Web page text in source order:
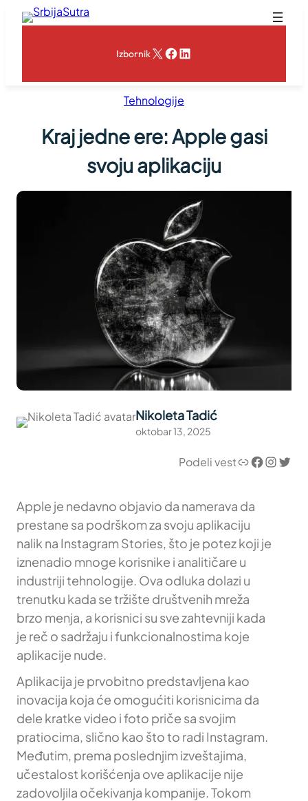
Skoči
IzbornikX Facebook
LinkedIn
Tehnologije
Kraj jedne ere: Apple gasi
svoju aplikaciju
Nikoleta Tadić
oktobar 13, 2025
Podeli vestLink Facebook InstagramTwitter
Apple je nedavno objavio da namerava da
prestane sa podrškom za svoju aplikaciju
nalik na Instagram Stories, što je potez koji je
iznenadio mnoge korisnike i analitičare u
industriji tehnologije. Ova odluka dolazi u
trenutku kada se tržište društvenih mreža
brzo menja, a korisnici su sve zahtevniji kada
je reč o sadržaju i funkcionalnostima koje
aplikacije nude.
Aplikacija je prvobitno predstavljena kao
inovacija koja će omogućiti korisnicima da
dele kratke video i foto priče sa svojim
pratiocima, slično kao što to radi Instagram.
Međutim, prema poslednjim izveštajima,
učestalost korišćenja ove aplikacije nije
zadovoljila očekivanja kompanije. Tokom